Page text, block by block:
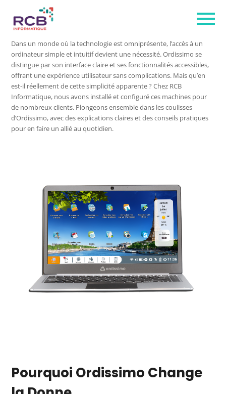
Dans un monde où la technologie est omniprésente, l’accès à un
ordinateur simple et intuitif devient une nécessité. Ordissimo se
distingue par son interface claire et ses fonctionnalités accessibles,
offrant une expérience utilisateur sans complications. Mais qu’en
est-il réellement de cette simplicité apparente ? Chez RCB
Informatique, nous avons installé et configuré ces machines pour
de nombreux clients. Plongeons ensemble dans les coulisses
d’Ordissimo, avec des explications claires et des conseils pratiques
pour en faire un allié au quotidien.
Pourquoi Ordissimo Change